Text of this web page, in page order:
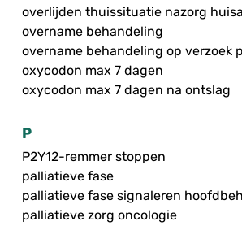
overlijden thuissituatie nazorg
overname behandeling
overname behandeling op verzoek
oxycodon max 7 dagen
oxycodon max 7 dagen na ontslag
P
P2Y12-remmer stoppen
palliatieve fase
palliatieve fase signaleren
palliatieve zorg oncologie